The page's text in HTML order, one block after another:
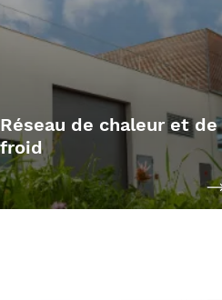
Réseau de chaleur et de
froid
Le réseau de chaleur est le premier
vecteur d’énergie renouvelable
et de récupérationcomme la